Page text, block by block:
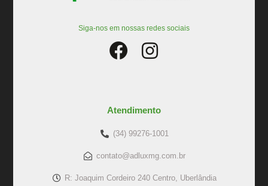
Siga-nos em nossas redes sociais
Atendimento
(34) 99276-1001
contato@adluxmg.com.br
R: Joaquim Cordeiro 240 Centro, Uberlândia